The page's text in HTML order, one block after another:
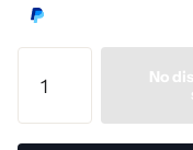
No